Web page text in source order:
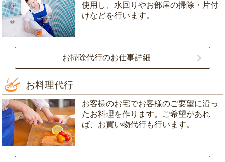
使用し、水回りやお部屋の掃除・片付
けなどを行います。
お掃除代行のお仕事詳細
お料理代行
お客様のお宅でお客様のご要望に沿っ
たお料理を作ります。ご希望があれ
ば、お買い物代行も行います。